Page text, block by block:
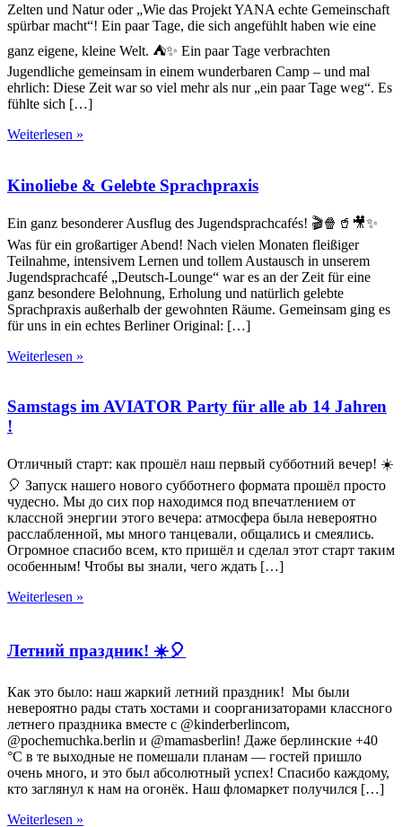
Zelten und Natur oder „Wie das Projekt YANA echte Gemeinschaft
spürbar macht“! Ein paar Tage, die sich angefühlt haben wie eine
ganz eigene, kleine Welt. ⛺✨ Ein paar Tage verbrachten
Jugendliche gemeinsam in einem wunderbaren Camp – und mal
ehrlich: Diese Zeit war so viel mehr als nur „ein paar Tage weg“. Es
fühlte sich […]
Weiterlesen »
Kinoliebe & Gelebte Sprachpraxis
Ein ganz besonderer Ausflug des Jugendsprachcafés! 🎬🍿🥤🎥✨
Was für ein großartiger Abend! Nach vielen Monaten fleißiger
Teilnahme, intensivem Lernen und tollem Austausch in unserem
Jugendsprachcafé „Deutsch-Lounge“ war es an der Zeit für eine
ganz besondere Belohnung, Erholung und natürlich gelebte
Sprachpraxis außerhalb der gewohnten Räume. Gemeinsam ging es
für uns in ein echtes Berliner Original: […]
Weiterlesen »
Samstags im AVIATOR Party für alle ab 14 Jahren
!
Отличный старт: как прошёл наш первый субботний вечер! ☀️
🎈 Запуск нашего нового субботнего формата прошёл просто
чудесно. Мы до сих пор находимся под впечатлением от
классной энергии этого вечера: атмосфера была невероятно
расслабленной, мы много танцевали, общались и смеялись.
Огромное спасибо всем, кто пришёл и сделал этот старт таким
особенным! Чтобы вы знали, чего ждать […]
Weiterlesen »
Летний праздник! ☀️🎈
Как это было: наш жаркий летний праздник! Мы были
невероятно рады стать хостами и соорганизаторами классного
летнего праздника вместе с @kinderberlincom,
@pochemuchka.berlin и @mamasberlin! Даже берлинские +40
°C в те выходные не помешали планам — гостей пришло
очень много, и это был абсолютный успех! Спасибо каждому,
кто заглянул к нам на огонёк. Наш фломаркет получился […]
Weiterlesen »